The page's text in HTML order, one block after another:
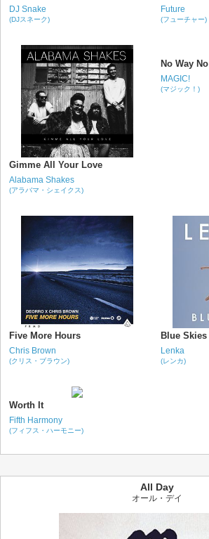
DJ Snake
(DJスネーク)
Future
(フューチャー)
Gimme All Your Love
Alabama Shakes
(アラバマ・シェイクス)
No Way No
MAGIC!
(マジック！)
Five More Hours
Chris Brown
(クリス・ブラウン)
Blue Skies
Lenka
(レンカ)
Worth It
Fifth Harmony
(フィフス・ハーモニー)
All Day
オール・デイ